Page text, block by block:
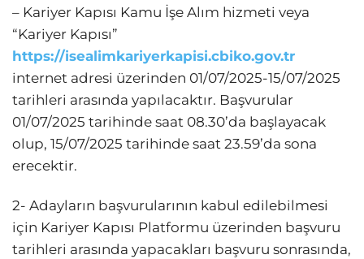
– Kariyer Kapısı Kamu İşe Alım hizmeti veya
“Kariyer Kapısı”
https://isealimkariyerkapisi.cbiko.gov.tr
internet adresi üzerinden 01/07/2025-15/07/2025
tarihleri arasında yapılacaktır. Başvurular
01/07/2025 tarihinde saat 08.30’da başlayacak
olup, 15/07/2025 tarihinde saat 23.59’da sona
erecektir.
2- Adayların başvurularının kabul edilebilmesi
için Kariyer Kapısı Platformu üzerinden başvuru
tarihleri arasında yapacakları başvuru sonrasında,